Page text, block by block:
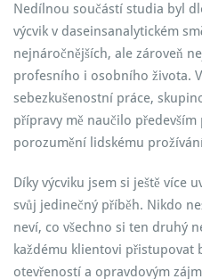
Nedílnou součástí studia byl
výcvik v daseinsanalytickém
nejnáročnějších, ale zároveň
profesního i osobního života.
sebezkušenostní práce,
přípravy mě naučilo
porozumění lidskému
Díky výcviku jsem si ještě více
svůj jedinečný příběh. Nikdo
neví, co všechno si ten druhý
každému klientovi přistupovat
otevřeností a opravdovým